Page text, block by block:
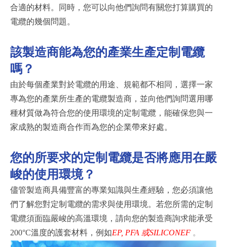
合適的材料。同時，您可以向他們詢問有關您打算購買的
電纜的幾個問題。
該製造商能為您的產業生產定制電纜
嗎？
由於每個產業對於電纜的用途、規範都不相同，選擇一家
專為您的產業所生產的電纜製造商，並向他們詢問選用哪
種材質做為符合您的使用環境的定制電纜，能確保您與一
家成熟的製造商合作而為您的企業帶來好處。
您的所要求的定制電纜是否將應用在嚴
峻的使用環境？
儘管製造商具備豐富的專業知識與生產經驗，您必須讓他
們了解您對定制電纜的需求與使用環境。若您所需的定制
電纜須面臨嚴峻的高溫環境，請向您的製造商詢求能承受
200°C溫度的護套材料，例如EP, PFA 或SILICONEF 。